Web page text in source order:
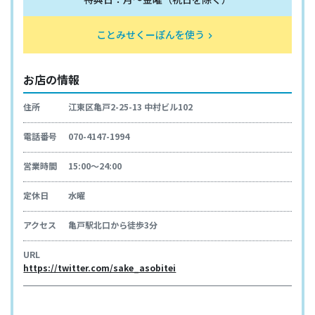
ことみせくーぽんを使う keyboard_arrow_right
お店の情報
住所 江東区亀戸2-25-13 中村ビル102
電話番号 070-4147-1994
営業時間 15:00〜24:00
定休日 水曜
アクセス 亀戸駅北口から徒歩3分
URL
https://twitter.com/sake_asobitei